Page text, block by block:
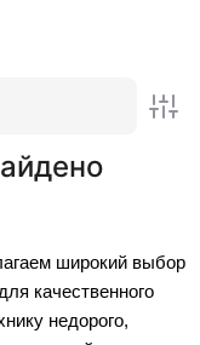
широкий выбор
качественного
недорого,